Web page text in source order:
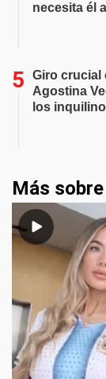
necesita él
Giro crucial
Agostina
los
Más